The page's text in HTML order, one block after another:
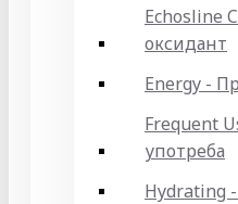
Echosline
оксидант
Energy -
Frequent
употреба
Hydrating -